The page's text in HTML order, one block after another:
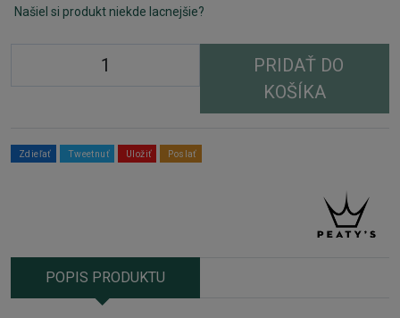
Našiel si produkt niekde lacnejšie?
PRIDAŤ DO
KOŠÍKA
Zdieľať Tweetnuť Uložiť Poslať
POPIS PRODUKTU